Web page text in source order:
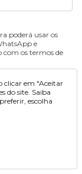
poderá usar os
e
com os termos de
clicar em "Aceitar
do site. Saiba
escolha